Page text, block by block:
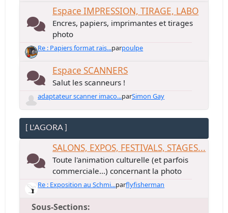
Espace IMPRESSION, TIRAGE, LABO
Encres, papiers, imprimantes et tirages
photo
Re : Papiers format rais...parpoulpe
Espace SCANNERS
Salut les scanneurs !
adaptateur scanner imaco...parSimon Gay
[ L'AGORA ]
SALONS, EXPOS, FESTIVALS, STAGES...
Toute l'animation culturelle (et parfois
commerciale...) concernant la photo
Re : Exposition au Schmi...parflyfisherman
Sous-Sections